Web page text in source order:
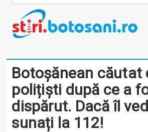
Botoșănean căutat
polițiști după ce a
dispărut. Dacă îl
sunați la 112!